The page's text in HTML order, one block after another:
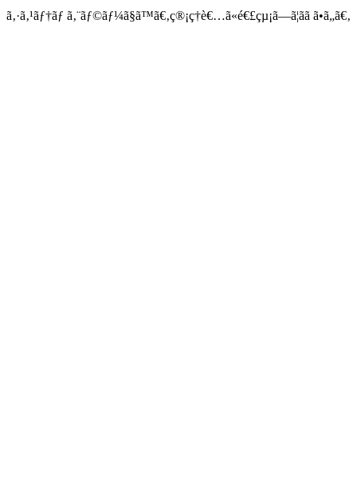
ã‚·ã‚¹ãƒ†ãƒ ã‚¨ãƒ©ãƒ¼ã§ã™ã€‚ç®¡ç†è€…ã«é€£çµ¡ã—ã¦ãã ã•ã„ã€‚